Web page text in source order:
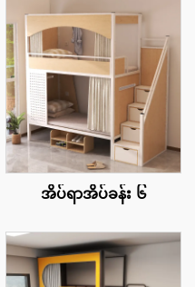
အိပ်ရာအိပ်ခန်း ၆